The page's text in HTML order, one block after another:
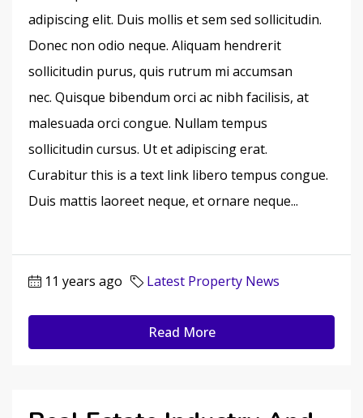
adipiscing elit. Duis mollis et sem sed sollicitudin.
Donec non odio neque. Aliquam hendrerit
sollicitudin purus, quis rutrum mi accumsan
nec. Quisque bibendum orci ac nibh facilisis, at
malesuada orci congue. Nullam tempus
sollicitudin cursus. Ut et adipiscing erat.
Curabitur this is a text link libero tempus congue.
Duis mattis laoreet neque, et ornare neque...
11 years ago Latest Property News
Read More